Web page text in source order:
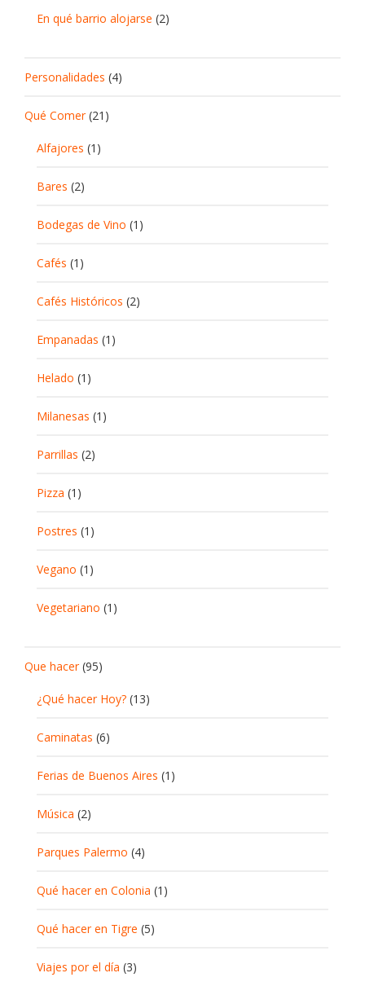
En qué barrio alojarse (2)
Personalidades (4)
Qué Comer(21)
Alfajores (1)
Bares (2)
Bodegas de Vino (1)
Cafés (1)
Cafés Históricos (2)
Empanadas (1)
Helado (1)
Milanesas (1)
Parrillas (2)
Pizza (1)
Postres (1)
Vegano (1)
Vegetariano (1)
Que hacer(95)
¿Qué hacer Hoy? (13)
Caminatas (6)
Ferias de Buenos Aires (1)
Música (2)
Parques Palermo (4)
Qué hacer en Colonia (1)
Qué hacer en Tigre (5)
Viajes por el día (3)